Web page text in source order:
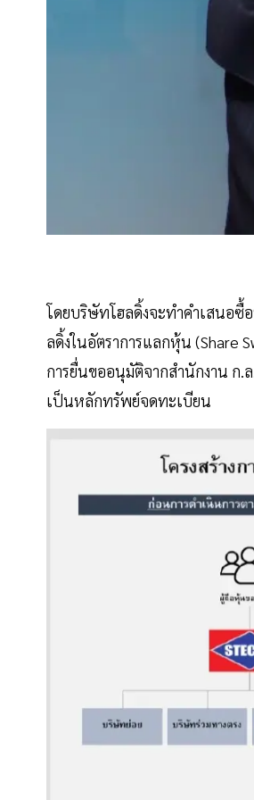
โดยบริษัทโฮลดิ้งจะทำคำเสนอ
ลดิ้งในอัตราการแลกหุ้น
การยื่นขออนุมัติจากสำนักงาน ก
เป็นหลักทรัพย์จดทะเบียน